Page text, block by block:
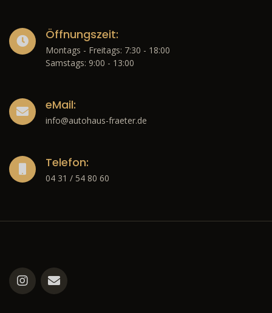
Öffnungszeit:
Montags - Freitags: 7:30 - 18:00
Samstags: 9:00 - 13:00
eMail:
info@autohaus-fraeter.de
Telefon:
04 31 / 54 80 60